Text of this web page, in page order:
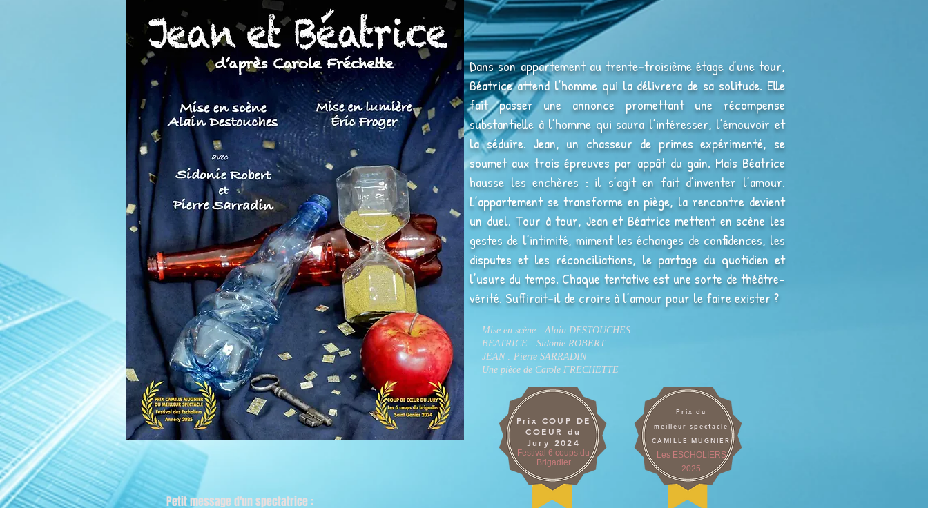
Dans son appartement au trente-troisième étage d’une tour,
Béatrice attend l’homme qui la délivrera de sa solitude. Elle
fait passer une annonce promettant une récompense
substantielle à l’homme qui saura l’intéresser, l’émouvoir et
la séduire. Jean, un chasseur de primes expérimenté, se
soumet aux trois épreuves par appât du gain. Mais Béatrice
hausse les enchères : il s’agit en fait d’inventer l’amour.
L’appartement se transforme en piège, la rencontre devient
un duel. Tour à tour, Jean et Béatrice mettent en scène les
gestes de l’intimité, miment les échanges de confidences, les
disputes et les réconciliations, le partage du quotidien et
l’usure du temps. Chaque tentative est une sorte de théâtre-
vérité. Suffirait-il de croire à l’amour pour le faire exister ?
Mise en scène : Alain DESTOUCHES
BEATRICE : Sidonie ROBERT
JEAN : Pierre SARRADIN
Une pièce de Carole FRECHETTE
Prix COUP DE
COEUR du
Jury 2024
Festival 6 coups du
Brigadier
Prix du
meilleur spectacle
CAMILLE MUGNIER
Les ESCHOLIERS
2025
Petit message d'un spectatrice :